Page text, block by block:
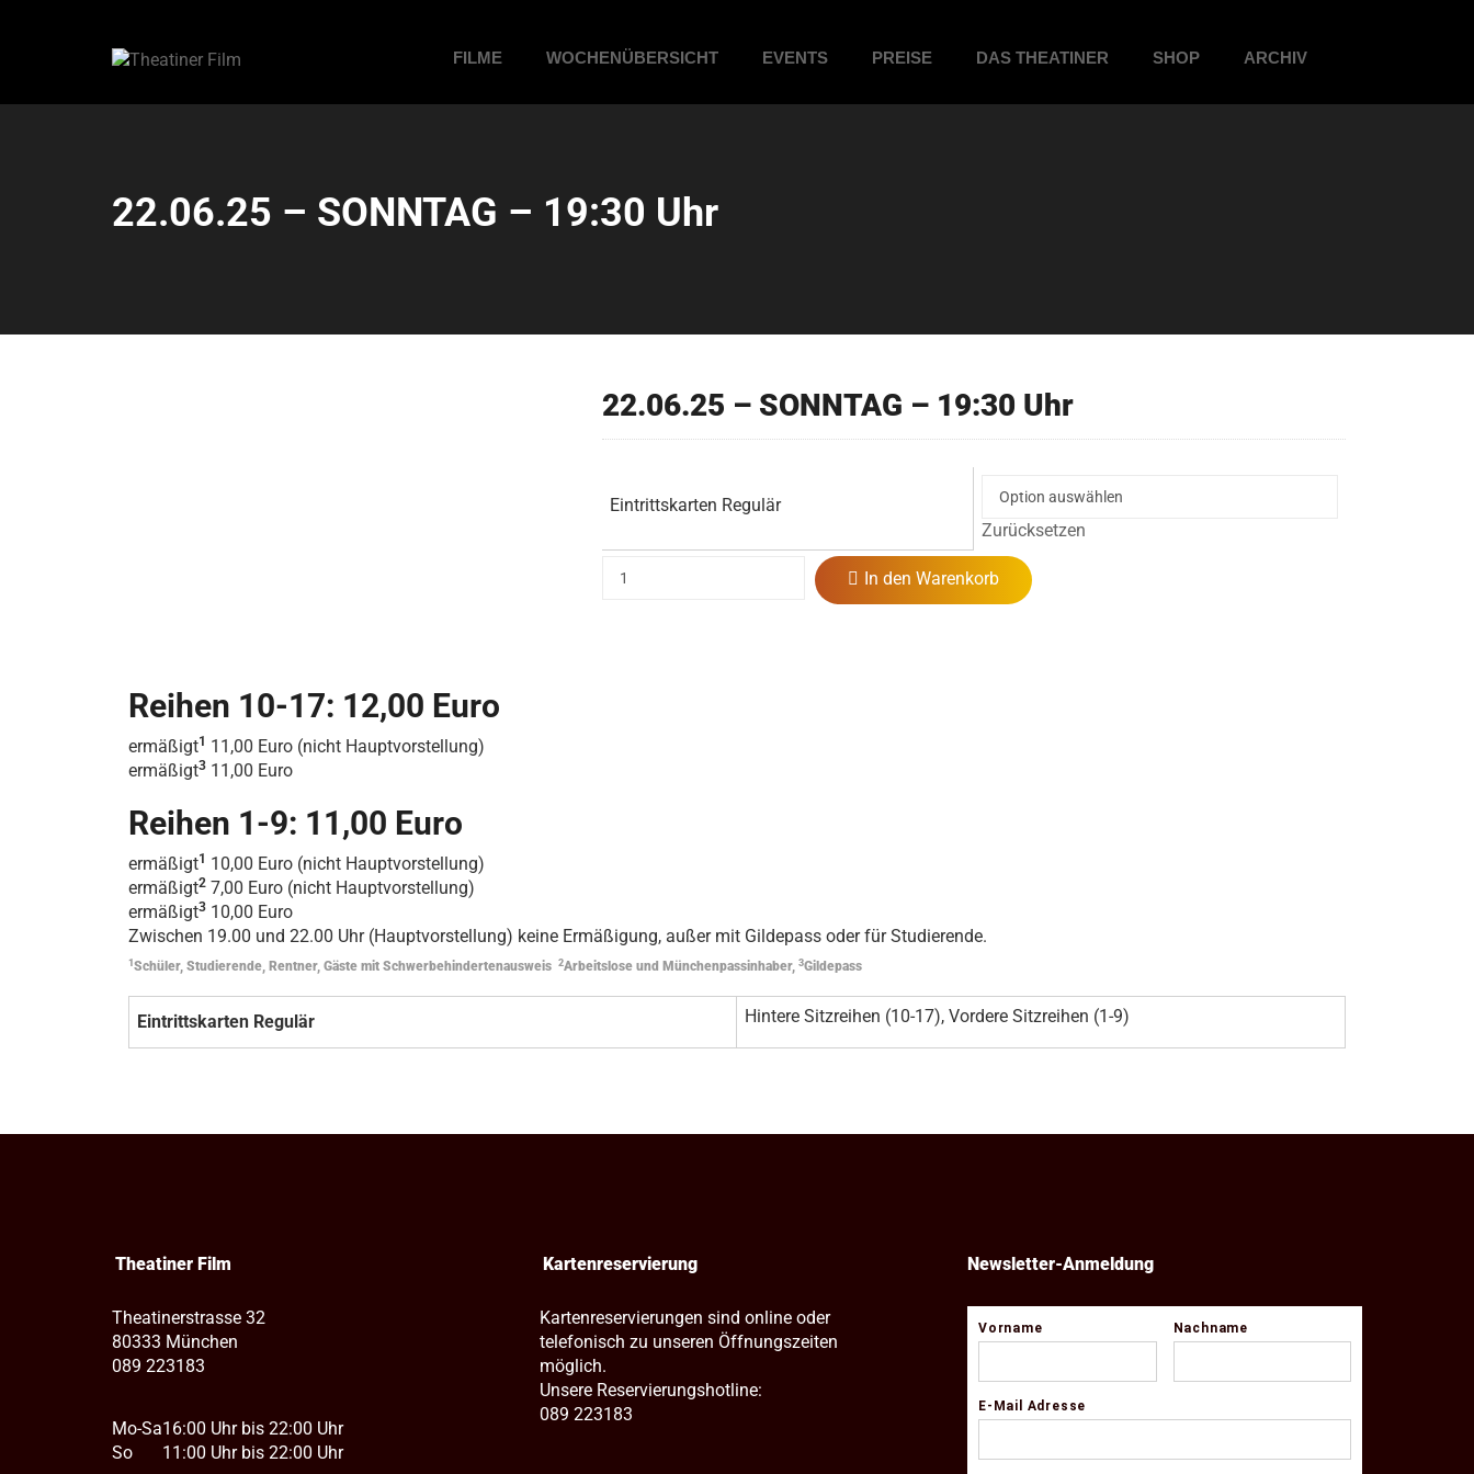
FILME WOCHENÜBERSICHT EVENTS PREISE DAS THEATINER SHOP ARCHIV
22.06.25 – SONNTAG – 19:30 Uhr
22.06.25 – SONNTAG – 19:30 Uhr
Eintrittskarten Regulär
Zurücksetzen
In den Warenkorb
Reihen 10-17: 12,00 Euro
ermäßigt1 11,00 Euro (nicht Hauptvorstellung)
ermäßigt3 11,00 Euro
Reihen 1-9: 11,00 Euro
ermäßigt1 10,00 Euro (nicht Hauptvorstellung)
ermäßigt2 7,00 Euro (nicht Hauptvorstellung)
ermäßigt3 10,00 Euro
Zwischen 19.00 und 22.00 Uhr (Hauptvorstellung) keine Ermäßigung, außer mit Gildepass oder für Studierende.
1 Schüler, Studierende, Rentner, Gäste mit Schwerbehindertenausweis 2Arbeitslose und Münchenpassinhaber, 3Gildepass
Eintrittskarten Regulär Hintere Sitzreihen (10-17), Vordere Sitzreihen (1-9)
Theatiner Film
Theatinerstrasse 32
80333 München
089 223183
Mo-Sa
So
16:00 Uhr bis 22:00 Uhr
11:00 Uhr bis 22:00 Uhr
Kartenreservierung
Kartenreservierungen sind online oder
telefonisch zu unseren Öffnungszeiten
möglich.
Unsere Reservierungshotline:
089 223183
Newsletter-Anmeldung